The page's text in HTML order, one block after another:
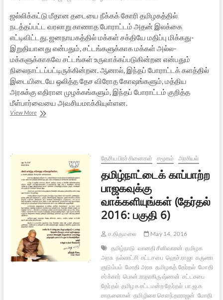
ஜல்லிக்கட்டு மீதான தடையை நீக்கக் கோரி தமிழகத்தில்
நடத்தப்பட்ட வரலாறு காணாத போராட்டம் அதன் இலக்கை
எட்டிவிட்டது. ஜனநாயகத்தில் மக்கள் சக்தியே மதிப்பு மிக்கது-
இறுதியானது என்பதும், சட்டங்களுக்காக மக்கள் அல்ல-
மக்களுக்காகவே சட்டங்கள் உருவாக்கப்படுகின்றன என்பதும்
நிலைநாட்டப்பட்டிருக்கின்றன. ஆனால், இந்தப் போராட்டக் களத்தில்
இடையிடையே ஒலித்த தேச விரோத கோஷங்களும், மத்திய
அரசுக்கு எதிரான முழக்கங்களும், இந்தப் போராட்டம் குறித்த
மீள்பார்வையை அவசியமாக்கியுள்ளன.
View Moreஜல்லிக்கட்டு:
தேசிய பிரச்சினைகள் சமூகம் அரசியல்
தமிழ்நாட்டைக் காப்பாற்ற
பாஜகவுக்கு
வாக்களியுங்கள் (தேர்தல்
2016: பகுதி 6)
ச.திருமலை
May 14, 2016
தமிழ்நாடு வானதி சீனிவாசன் தமிழக
அரசு நல்லாட்சி சட்டசபை ஹெச்.ராஜா
குடும்பம் மோதி அரசு தமிழகத் தேர்தல் மோதி
சர்க்கார் பொன்.ராதாகிருஷ்ணன் சட்டசபை
தேர்தல் தமிழக சட்டமன்ற தேர்தல் பா.ஜ.க
சாதனைகள் தமிழிசை சௌந்தரராஜன் மோதி